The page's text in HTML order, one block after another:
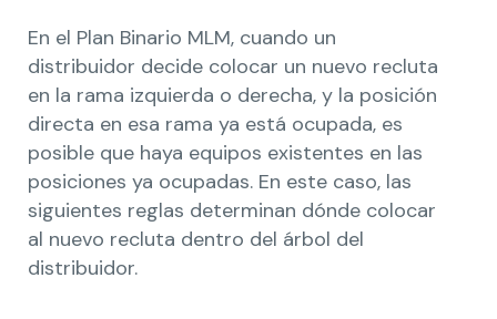
En el Plan Binario MLM, cuando un
distribuidor decide colocar un nuevo recluta
en la rama izquierda o derecha, y la posición
directa en esa rama ya está ocupada, es
posible que haya equipos existentes en las
posiciones ya ocupadas. En este caso, las
siguientes reglas determinan dónde colocar
al nuevo recluta dentro del árbol del
distribuidor.